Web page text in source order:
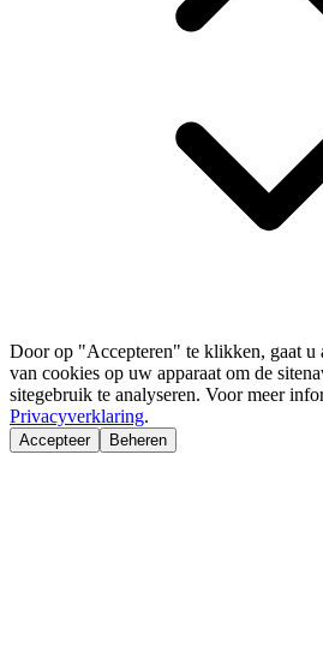
Door op "Accepteren" te klikken, gaat u
van cookies op uw apparaat om de
sitegebruik te analyseren. Voor meer
Privacyverklaring.
Accepteer Beheren